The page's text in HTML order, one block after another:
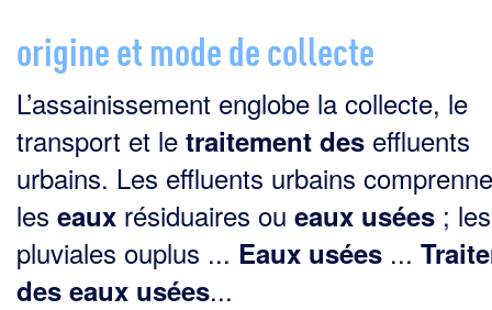
origine et mode de collecte
L’assainissement englobe la collecte, le
transport et le traitement des effluents
urbains. Les effluents urbains
les eaux résiduaires ou eaux usées ;
pluviales ouplus ... Eaux usées ...
des eaux usées...